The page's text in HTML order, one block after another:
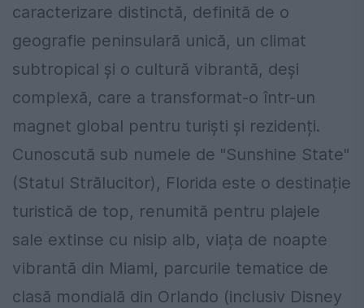
caracterizare distinctă, definită de o
geografie peninsulară unică, un climat
subtropical și o cultură vibrantă, deși
complexă, care a transformat-o într-un
magnet global pentru turiști și rezidenți.
Cunoscută sub numele de "Sunshine State"
(Statul Strălucitor), Florida este o destinație
turistică de top, renumită pentru plajele
sale extinse cu nisip alb, viața de noapte
vibrantă din Miami, parcurile tematice de
clasă mondială din Orlando (inclusiv Disney